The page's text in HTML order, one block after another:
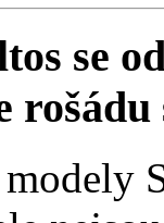
se